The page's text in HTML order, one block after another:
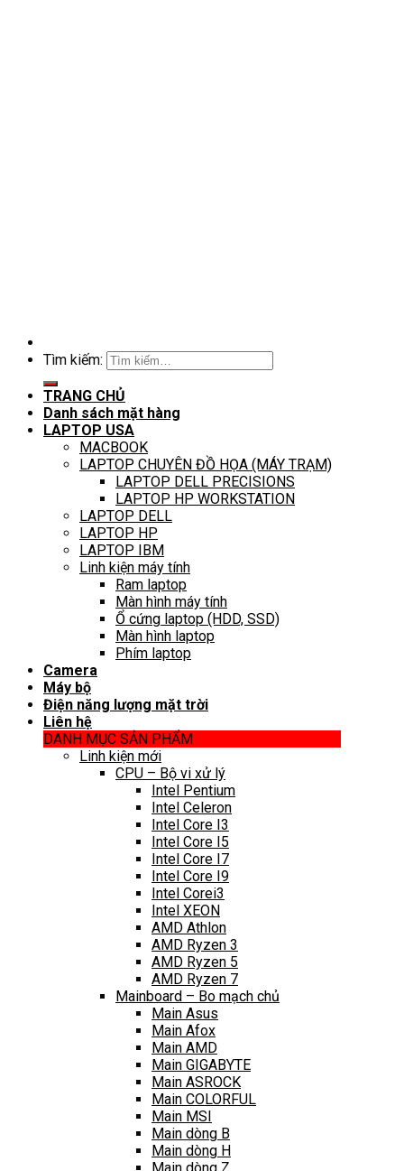
Tìm kiếm:
TRANG CHỦ
Danh sách mặt hàng
LAPTOP USA
MACBOOK
LAPTOP CHUYÊN ĐỒ HỌA (MÁY TRẠM)
LAPTOP DELL PRECISIONS
LAPTOP HP WORKSTATION
LAPTOP DELL
LAPTOP HP
LAPTOP IBM
Linh kiện máy tính
Ram laptop
Màn hình máy tính
Ổ cứng laptop (HDD, SSD)
Màn hình laptop
Phím laptop
Camera
Máy bộ
Điện năng lượng mặt trời
Liên hệ
DANH MỤC SẢN PHẨM
Linh kiện mới
CPU – Bộ vi xử lý
Intel Pentium
Intel Celeron
Intel Core I3
Intel Core I5
Intel Core I7
Intel Core I9
Intel Corei3
Intel XEON
AMD Athlon
AMD Ryzen 3
AMD Ryzen 5
AMD Ryzen 7
Mainboard – Bo mạch chủ
Main Asus
Main Afox
Main AMD
Main GIGABYTE
Main ASROCK
Main COLORFUL
Main MSI
Main dòng B
Main dòng H